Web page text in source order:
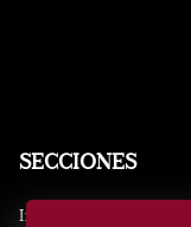
SECCIONES
Inicio